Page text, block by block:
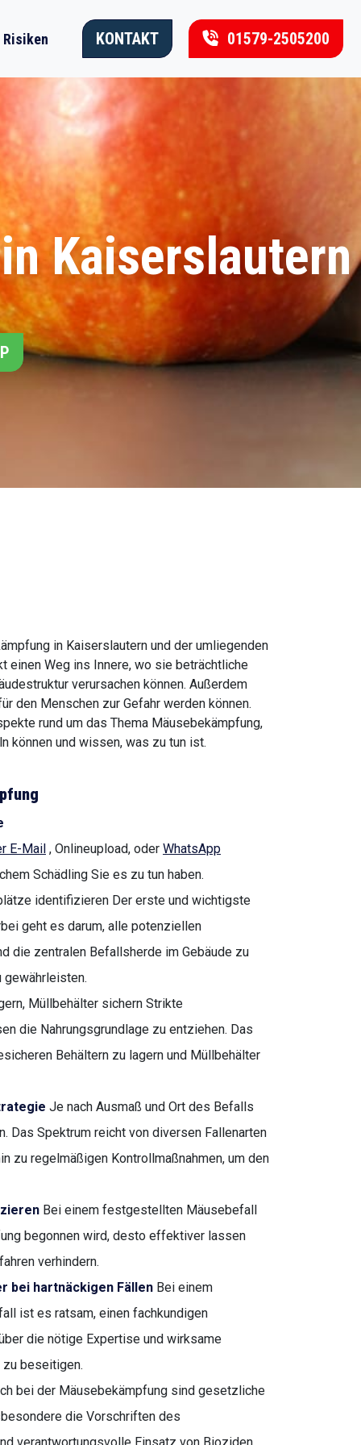
Risiken KONTAKT 01579-2505200
Kaiserslautern
in Kaiserslautern und der umliegenden
einen Weg ins Innere, wo sie beträchtliche
verursachen können. Außerdem
den Menschen zur Gefahr werden können.
rund um das Thema Mäusebekämpfung,
können und wissen, was zu tun ist.
E-Mail , Onlineupload, oder WhatsApp
Schädling Sie es zu tun haben.
identifizieren Der erste und wichtigste
geht es darum, alle potenziellen
die zentralen Befallsherde im Gebäude zu
Müllbehälter sichern Strikte
die Nahrungsgrundlage zu entziehen. Das
Behältern zu lagern und Müllbehälter
Je nach Ausmaß und Ort des Befalls
Das Spektrum reicht von diversen Fallenarten
regelmäßigen Kontrollmaßnahmen, um den
Bei einem festgestellten Mäusebefall
begonnen wird, desto effektiver lassen
verhindern.
bei hartnäckigen Fällen Bei einem
ist es ratsam, einen fachkundigen
die nötige Expertise und wirksame
beseitigen.
bei der Mäusebekämpfung sind gesetzliche
die Vorschriften des